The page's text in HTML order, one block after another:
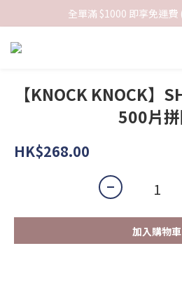
全單滿 $1000 即享免運費
【KNOCK KNOCK】
500片
HK$268.00
加入購物車